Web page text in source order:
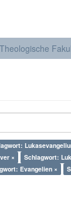
×
Schlagwort:
Evangelien ×